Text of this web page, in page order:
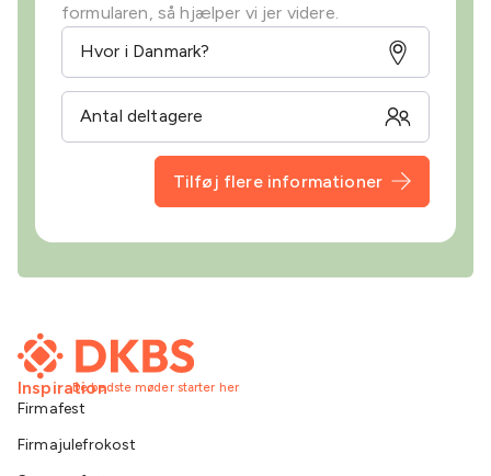
formularen, så hjælper vi jer videre.
Tilføj flere informationer
De bedste møder starter her
Inspiration
Firmafest
Firmajulefrokost